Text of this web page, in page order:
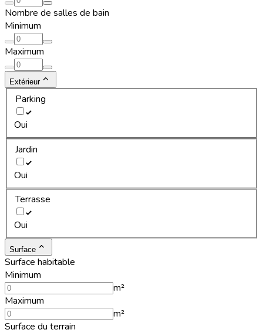
Nombre de salles de bain
Minimum
Maximum
Extérieur
Parking
Oui
Jardin
Oui
Terrasse
Oui
Surface
Surface habitable
Minimum
m²
Maximum
m²
Surface du terrain